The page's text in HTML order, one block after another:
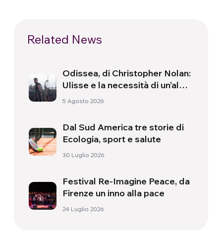
Related News
Odissea, di Christopher Nolan:
Ulisse e la necessità di un’alba
nuova
5 Agosto 2026
Dal Sud America tre storie di
Ecologia, sport e salute
30 Luglio 2026
Festival Re-Imagine Peace, da
Firenze un inno alla pace
24 Luglio 2026